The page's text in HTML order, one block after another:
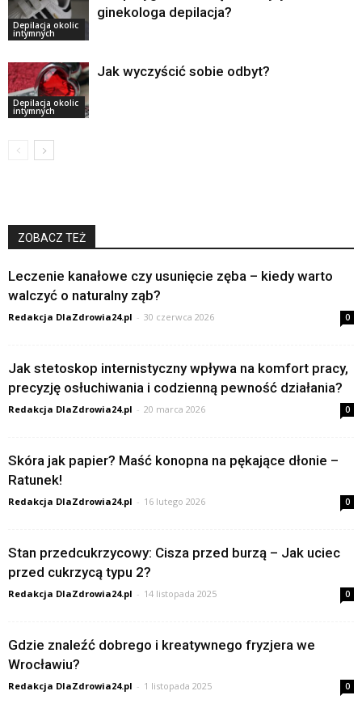
Depilacja okolic
intymnych
ginekologa depilacja?
Depilacja okolic
intymnych
Jak wyczyścić sobie odbyt?
ZOBACZ TEŻ
Leczenie kanałowe czy usunięcie zęba – kiedy warto
walczyć o naturalny ząb?
Redakcja DlaZdrowia24.pl - 30 czerwca 2026 0
Jak stetoskop internistyczny wpływa na komfort pracy,
precyzję osłuchiwania i codzienną pewność działania?
Redakcja DlaZdrowia24.pl - 20 marca 2026 0
Skóra jak papier? Maść konopna na pękające dłonie –
Ratunek!
Redakcja DlaZdrowia24.pl - 16 lutego 2026 0
Stan przedcukrzycowy: Cisza przed burzą – Jak uciec
przed cukrzycą typu 2?
Redakcja DlaZdrowia24.pl - 14 listopada 2025 0
Gdzie znaleźć dobrego i kreatywnego fryzjera we
Wrocławiu?
Redakcja DlaZdrowia24.pl - 1 listopada 2025 0